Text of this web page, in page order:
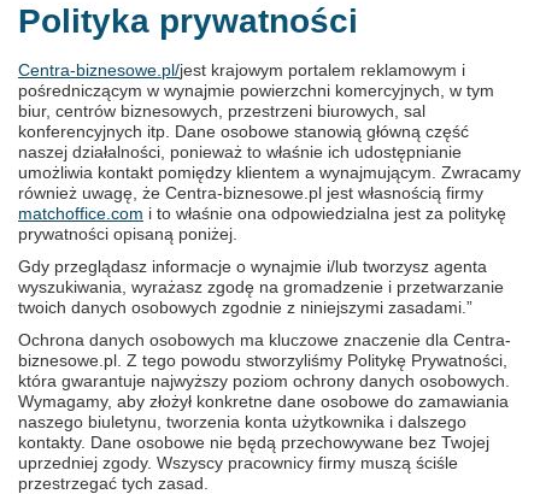
Polityka prywatności
Centra-biznesowe.pl/jest krajowym portalem reklamowym i
pośredniczącym w wynajmie powierzchni komercyjnych, w tym
biur, centrów biznesowych, przestrzeni biurowych, sal
konferencyjnych itp. Dane osobowe stanowią główną część
naszej działalności, ponieważ to właśnie ich udostępnianie
umożliwia kontakt pomiędzy klientem a wynajmującym. Zwracamy
również uwagę, że Centra-biznesowe.pl jest własnością firmy
matchoffice.com i to właśnie ona odpowiedzialna jest za politykę
prywatności opisaną poniżej.
Gdy przeglądasz informacje o wynajmie i/lub tworzysz agenta
wyszukiwania, wyrażasz zgodę na gromadzenie i przetwarzanie
twoich danych osobowych zgodnie z niniejszymi zasadami.”
Ochrona danych osobowych ma kluczowe znaczenie dla Centra-
biznesowe.pl. Z tego powodu stworzyliśmy Politykę Prywatności,
która gwarantuje najwyższy poziom ochrony danych osobowych.
Wymagamy, aby złożył konkretne dane osobowe do zamawiania
naszego biuletynu, tworzenia konta użytkownika i dalszego
kontakty. Dane osobowe nie będą przechowywane bez Twojej
uprzedniej zgody. Wszyscy pracownicy firmy muszą ściśle
przestrzegać tych zasad.